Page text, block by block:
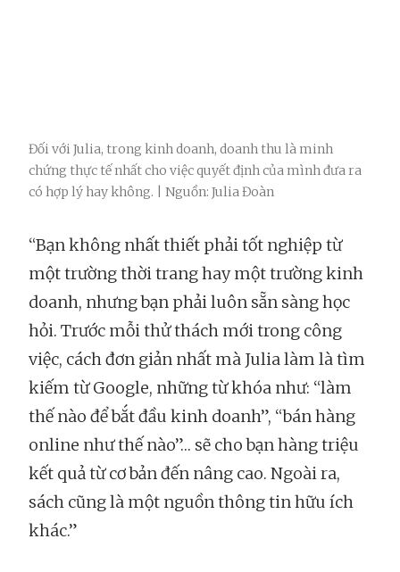
Đối với Julia, trong kinh doanh, doanh thu là minh
chứng thực tế nhất cho việc quyết định của mình đưa ra
có hợp lý hay không. | Nguồn: Julia Đoàn
“Bạn không nhất thiết phải tốt nghiệp từ
một trường thời trang hay một trường kinh
doanh, nhưng bạn phải luôn sẵn sàng học
hỏi. Trước mỗi thử thách mới trong công
việc, cách đơn giản nhất mà Julia làm là tìm
kiếm từ Google, những từ khóa như: “làm
thế nào để bắt đầu kinh doanh”, “bán hàng
online như thế nào”… sẽ cho bạn hàng triệu
kết quả từ cơ bản đến nâng cao. Ngoài ra,
sách cũng là một nguồn thông tin hữu ích
khác.”